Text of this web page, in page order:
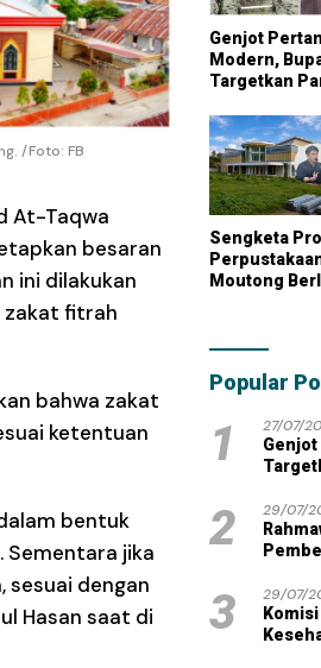
/Foto: FB
At-Taqwa
besaran
ini dilakukan
zakat fitrah
bahwa zakat
ketentuan
bentuk
Sementara jika
sesuai dengan
Hasan saat di
Genjot
Modern,
Targetkan
Lumbung
Nasional
Sengketa
Moutong
Tambahan
Popular
1 27/07/
2 29/07/
3 29/07/